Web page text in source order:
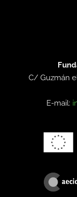
C/ Guzmán
E-mail: